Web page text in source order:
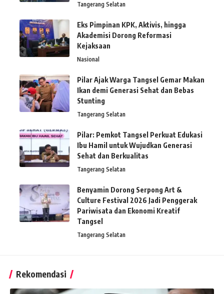
Tangerang Selatan
Eks Pimpinan KPK, Aktivis, hingga
Akademisi Dorong Reformasi
Kejaksaan
Nasional
Pilar Ajak Warga Tangsel Gemar Makan
Ikan demi Generasi Sehat dan Bebas
Stunting
Tangerang Selatan
Pilar: Pemkot Tangsel Perkuat Edukasi
Ibu Hamil untuk Wujudkan Generasi
Sehat dan Berkualitas
Tangerang Selatan
Benyamin Dorong Serpong Art &
Culture Festival 2026 Jadi Penggerak
Pariwisata dan Ekonomi Kreatif
Tangsel
Tangerang Selatan
Rekomendasi